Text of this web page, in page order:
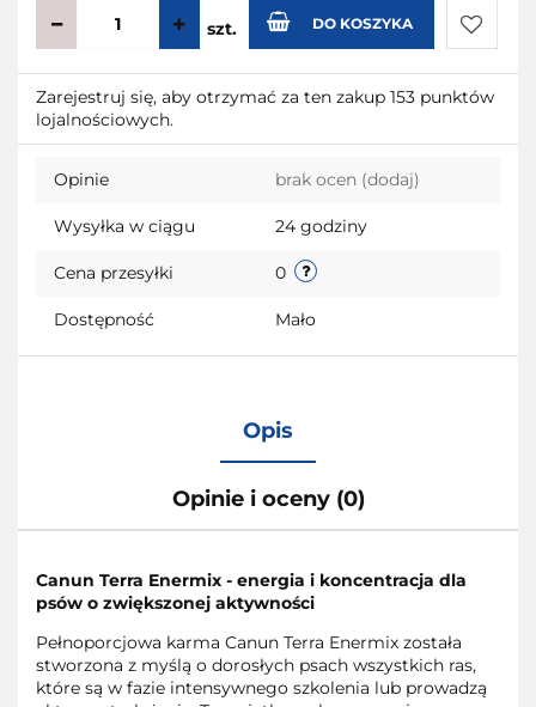
szt. DO KOSZYKA
Do
Zarejestruj się, aby otrzymać za ten zakup 153 punktów
lojalnościowych.
Opinie brak ocen (dodaj)
Wysyłka w ciągu 24 godziny
Cena przesyłki 0
Dostępność Mało
Opis
Opinie i oceny (0)
Canun Terra Enermix - energia i koncentracja dla
psów o zwiększonej aktywności
Pełnoporcjowa karma Canun Terra Enermix została
stworzona z myślą o dorosłych psach wszystkich ras,
które są w fazie intensywnego szkolenia lub prowadzą